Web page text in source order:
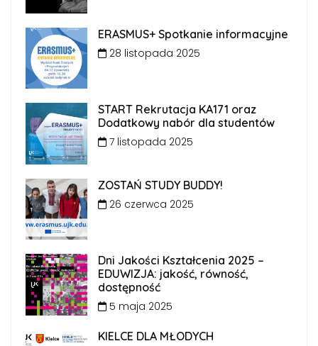
ERASMUS+ Spotkanie informacyjne
28 listopada 2025
START Rekrutacja KA171 oraz
Dodatkowy nabór dla studentów
7 listopada 2025
ZOSTAŃ STUDY BUDDY!
26 czerwca 2025
Dni Jakości Kształcenia 2025 –
EDUWIZJA: jakość, równość,
dostępność
5 maja 2025
KIELCE DLA MŁODYCH